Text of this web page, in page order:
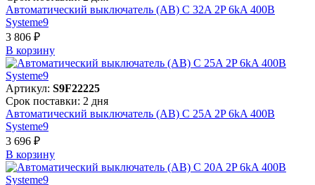
Автоматический выключатель (АВ) C 32A 2P 6kA 400В
Systeme9
3 806 ₽
В корзинy
Артикул: S9F22225
Срок поставки: 2 дня
Автоматический выключатель (АВ) C 25A 2P 6kA 400В
Systeme9
3 696 ₽
В корзинy